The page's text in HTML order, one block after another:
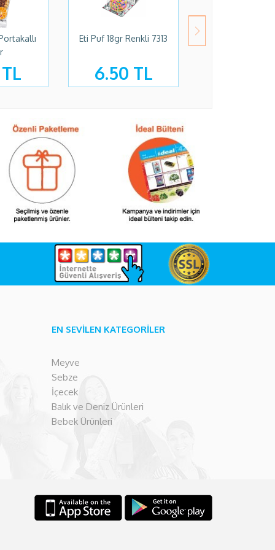
Eti Puf 18gr Renkli 7313
6.50 TL
EN SEVİLEN KATEGORİLER
Meyve
Sebze
İçecek
Balık ve Deniz Ürünleri
Bebek Ürünleri